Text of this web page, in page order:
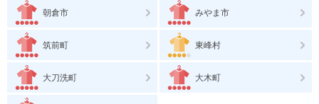
朝倉市 みやま市
筑前町 東峰村
大刀洗町 大木町